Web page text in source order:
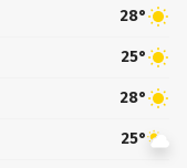
28°
25°
28°
25°